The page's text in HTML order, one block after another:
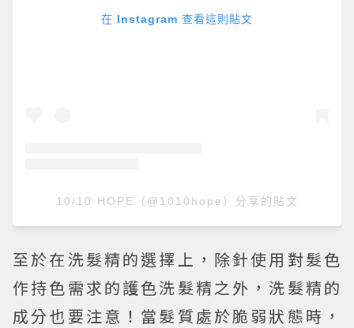
在 Instagram 查看這則貼文
10/10 HOPE（@1010hope）分享的貼文
至於在洗髮精的選擇上，除針使用對髮色
作持色需求的護色洗髮精之外，洗髮精的
成分也要注意！當髮質處於脆弱狀態時，